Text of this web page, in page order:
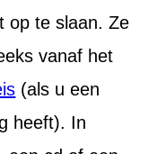
op te slaan. Ze
vanaf het
(als u een
heeft). In